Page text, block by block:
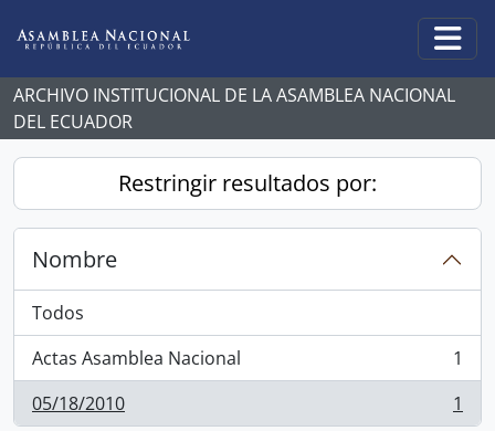
ARCHIVO INSTITUCIONAL DE LA ASAMBLEA NACIONAL
DEL ECUADOR
Restringir resultados por:
Nombre
Todos
Actas Asamblea Nacional
, 1 resultados
1
05/18/2010
, 1 resultados 1